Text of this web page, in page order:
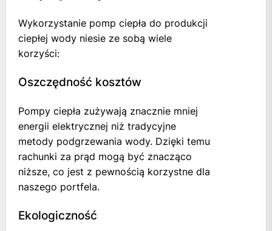
Wykorzystanie pomp ciepła do produkcji
ciepłej wody niesie ze sobą wiele
korzyści:
Oszczędność kosztów
Pompy ciepła zużywają znacznie mniej
energii elektrycznej niż tradycyjne
metody podgrzewania wody. Dzięki temu
rachunki za prąd mogą być znacząco
niższe, co jest z pewnością korzystne dla
naszego portfela.
Ekologiczność